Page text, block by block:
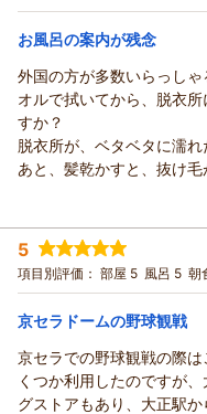
ら部屋代が無料！大阪の旅を
宿泊価格帯： 3,001～4,000円(
お風呂の案内が残念
外国の方が多数いらっし
オルで拭いてから、脱衣
すか？
脱衣所が、ベタベタに濡れ
あと、髪乾かすと、抜け
駅近や他は、まあまあよ
いかな。
宿泊時期： 2026年07月宿泊 (
投稿者： はしふえさん
宿泊プラン： 【早期割６０】
場・露天風呂あり│駅まで徒歩
宿泊価格帯： 5,001～6,000円(
5
項目別評価： 部屋 5 風呂 5 朝
京セラドームの野球観戦
京セラでの野球観戦の際
くつか利用したのですが
グストアもあり、大正駅か